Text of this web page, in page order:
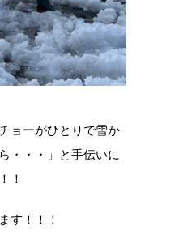
ョーがひとりで雪か
・・・」と手伝いに
！
す！！！